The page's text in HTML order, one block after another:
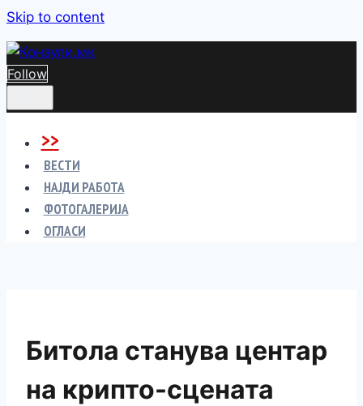
Skip to content
Follow
>>
ВЕСТИ
НАЈДИ РАБОТА
ФОТОГАЛЕРИЈА
ОГЛАСИ
Битола станува центар
на крипто-сцената